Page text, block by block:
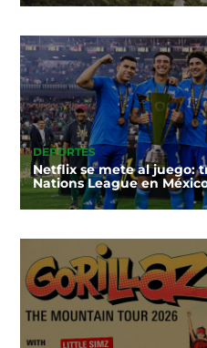
DEPORTES
Netflix se mete al juego:
Nations League en